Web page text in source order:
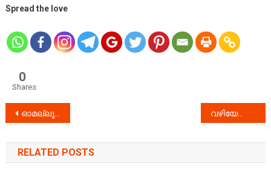
Spread the love
0
Shares
Post
navigation
ഓമല്ലൂരിലെ നീതി സൂപ്പർ മാർക്കറ്റിന്റെ ഗോഡൗൺ കത്തി നശിച്ചു: 10 ലക്ഷം രൂപയുടെ നാശനഷ്ടം വഴിയേപോയപ്പോൾ ഉള്ള സംശയം ; കഞ്ചാവ് ചെടി തന്നെയെന്ന് സ്ഥിരീകരണം
RELATED POSTS